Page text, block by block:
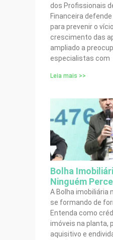
dos Profissionais
Financeira
para prevenir o
crescimento das
ampliado a
especialistas com
Leia mais >>
Bolha
Ninguém
A Bolha imobiliária
se formando de
Entenda como
imóveis na planta,
aquisitivo e